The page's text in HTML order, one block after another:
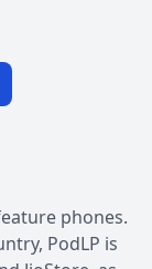
phones.
PodLP is